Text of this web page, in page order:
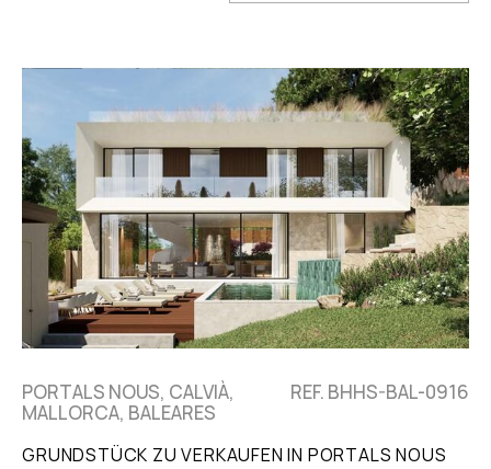
PORTALS NOUS, CALVIÀ,
MALLORCA, BALEARES
REF. BHHS-BAL-0916
GRUNDSTÜCK ZU VERKAUFEN IN PORTALS NOUS